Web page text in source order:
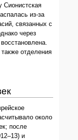
Сионистская
из-за
связанных с
через
отделения
около
после
и